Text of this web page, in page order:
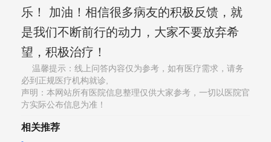
乐！ 加油！相信很多病友的积极反馈，就
是我们不断前行的动力，大家不要放弃希
望，积极治疗！
温馨提示：线上问答内容仅为参考，如有医疗需求，请务
必到正规医疗机构就诊,
声明：本网站所有医院信息整理仅供大家参考，一切以医院官
方实际公布信息为准！
相关推荐